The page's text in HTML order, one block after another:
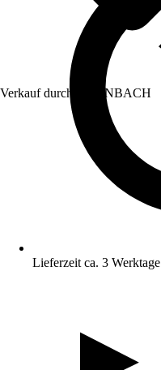
Verkauf durch: HORNBACH
Lieferzeit ca. 3 Werktage